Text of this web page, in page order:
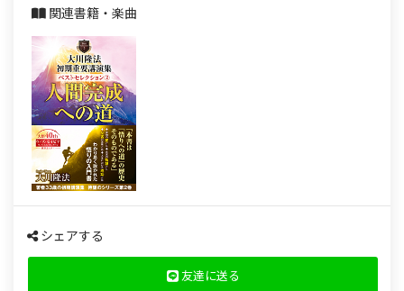
関連書籍・楽曲
シェアする
友達に送る